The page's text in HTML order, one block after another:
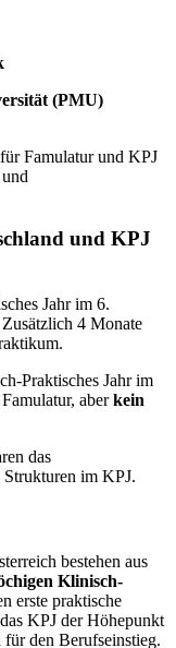
(PMU)
Famulatur und KPJ
und KPJ
Jahr im 6.
4 Monate
Praktisches Jahr im
aberkein
das
im KPJ.
bestehen aus
Klinisch-
erste praktische
KPJ der Höhepunkt
den Berufseinstieg.